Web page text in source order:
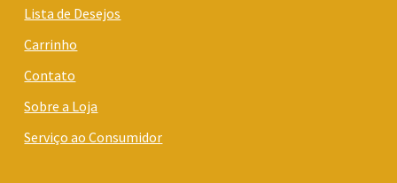
Lista de Desejos
Carrinho
Contato
Sobre a Loja
Serviço ao Consumidor